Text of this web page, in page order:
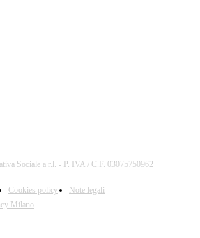
Sociale a r.l. - P. IVA / C.F. 03075750962
Cookies policy
Note legali
Milano